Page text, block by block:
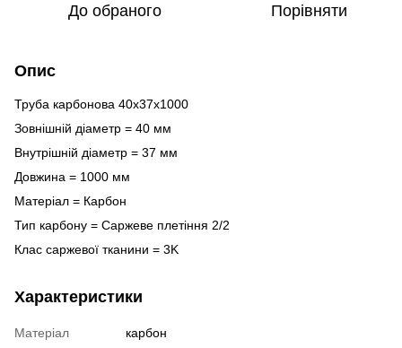
До обраного Порівняти
Опис
Труба карбонова 40x37x1000
Зовнішній діаметр = 40 мм
Внутрішній діаметр = 37 мм
Довжина = 1000 мм
Матеріал = Карбон
Тип карбону = Саржеве плетіння 2/2
Клас саржевої тканини = 3K
Характеристики
Матеріал
карбон